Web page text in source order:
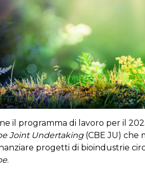
il programma di lavoro per il
Joint Undertaking (CBE JU)
progetti di bioindustrie
.